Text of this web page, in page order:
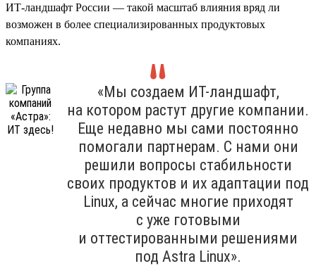
ИТ-ландшафт России — такой масштаб влияния вряд ли
возможен в более специализированных продуктовых
компаниях.
«Мы создаем ИТ-ландшафт,
на котором растут другие компании.
Еще недавно мы сами постоянно
помогали партнерам. С нами они
решили вопросы стабильности
своих продуктов и их адаптации под
Linux, а сейчас многие приходят
с уже готовыми
и оттестированными решениями
под Astra Linux».